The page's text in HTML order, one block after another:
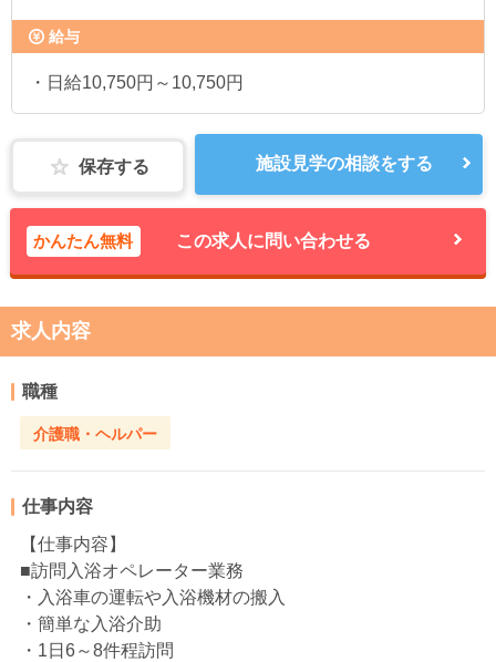
給与
・日給10,750円～10,750円
保存する 施設見学の相談をする
かんたん無料 この求人に問い合わせる
求人内容
職種
介護職・ヘルパー
仕事内容
【仕事内容】
■訪問入浴オペレーター業務
・入浴車の運転や入浴機材の搬入
・簡単な入浴介助
・1日6～8件程訪問